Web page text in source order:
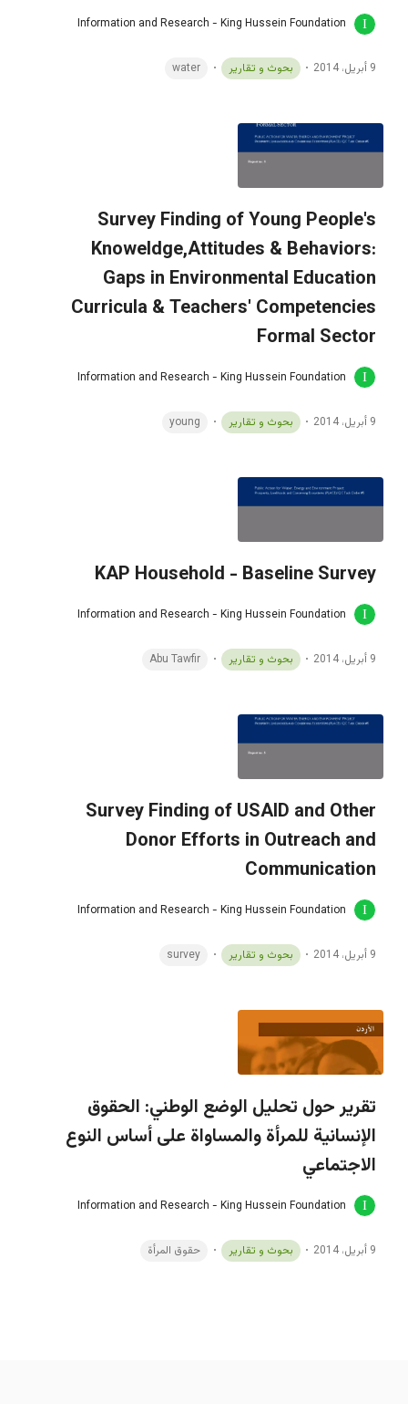
Information and Research - King Hussein Foundation
9 أبريل، 2014 بحوث و تقارير water
Survey Finding of Young People's
Knoweldge,Attitudes & Behaviors:
Gaps in Environmental Education
Curricula & Teachers' Competencies
Formal Sector
Information and Research - King Hussein Foundation
9 أبريل، 2014 بحوث و تقارير young
KAP Household - Baseline Survey
Information and Research - King Hussein Foundation
9 أبريل، 2014 بحوث و تقارير Abu Tawfir
Survey Finding of USAID and Other
Donor Efforts in Outreach and
Communication
Information and Research - King Hussein Foundation
9 أبريل، 2014 بحوث و تقارير survey
تقرير حول تحليل الوضع الوطني: الحقوق
الإنسانية للمرأة والمساواة على أساس النوع
الاجتماعي
Information and Research - King Hussein Foundation
9 أبريل، 2014 بحوث و تقارير حقوق المرأة